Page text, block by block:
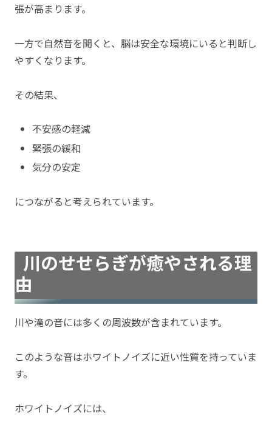
張が高まります。
一方で自然音を聞くと、脳は安全な環境にいると判断し
やすくなります。
その結果、
不安感の軽減
緊張の緩和
気分の安定
につながると考えられています。
川のせせらぎが癒やされる理
由
川や滝の音には多くの周波数が含まれています。
このような音はホワイトノイズに近い性質を持っていま
す。
ホワイトノイズには、